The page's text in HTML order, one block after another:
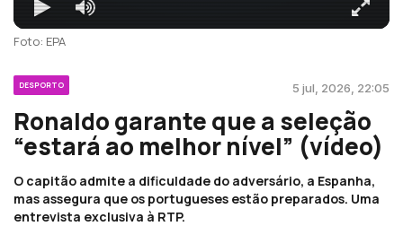
Foto: EPA
DESPORTO 5 jul, 2026, 22:05
Ronaldo garante que a seleção
“estará ao melhor nível” (vídeo)
O capitão admite a dificuldade do adversário, a Espanha,
mas assegura que os portugueses estão preparados. Uma
entrevista exclusiva à RTP.